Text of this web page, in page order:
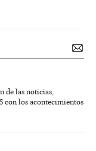
de las noticias,
con los acontecimientos